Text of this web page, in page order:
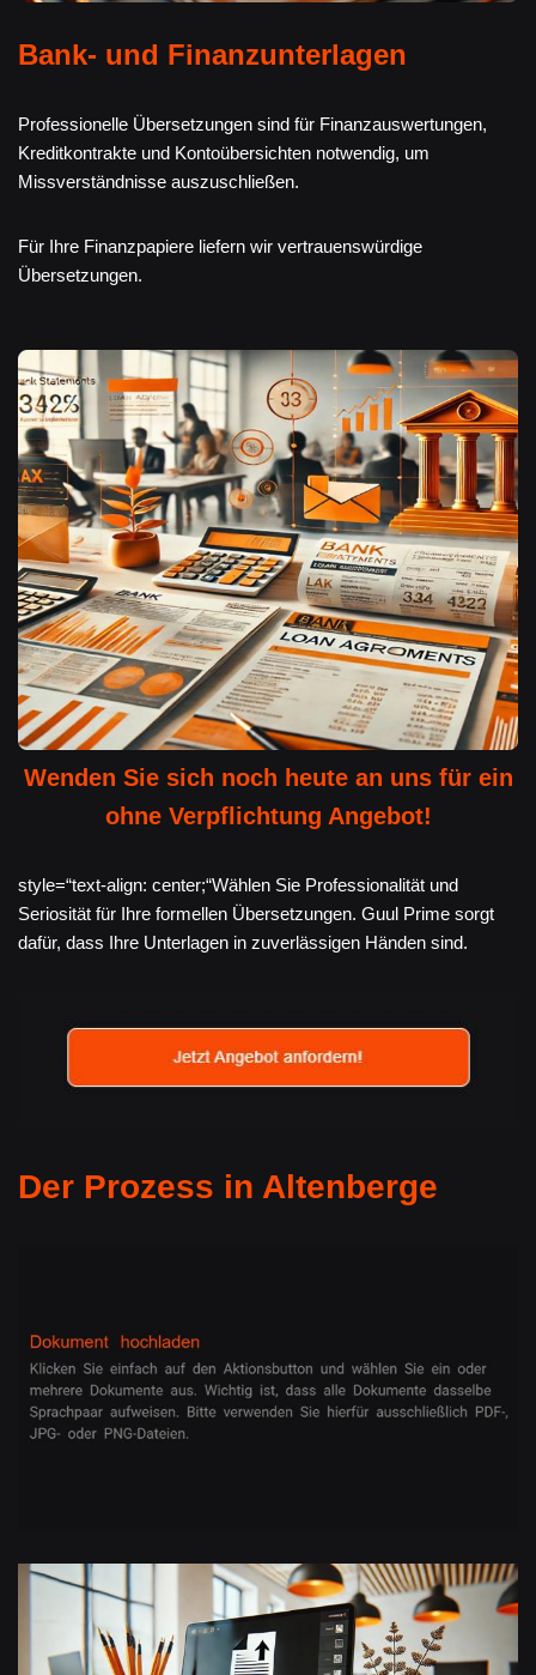
Bank- und Finanzunterlagen
Professionelle Übersetzungen sind für Finanzauswertungen,
Kreditkontrakte und Kontoübersichten notwendig, um
Missverständnisse auszuschließen.
Für Ihre Finanzpapiere liefern wir vertrauenswürdige
Übersetzungen.
Wenden Sie sich noch heute an uns für ein
ohne Verpflichtung Angebot!
style=“text-align: center;“Wählen Sie Professionalität und
Seriosität für Ihre formellen Übersetzungen. Guul Prime sorgt
dafür, dass Ihre Unterlagen in zuverlässigen Händen sind.
Der Prozess in Altenberge